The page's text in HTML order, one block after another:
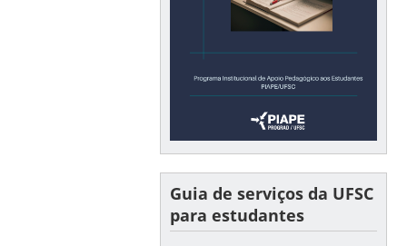
Guia de serviços da UFSC
para estudantes